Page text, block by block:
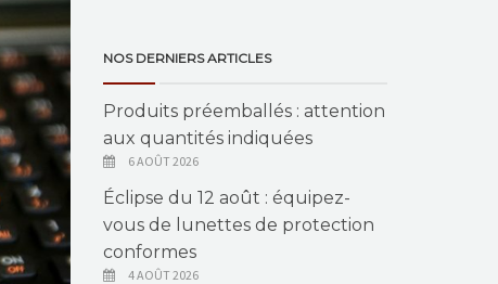
NOS DERNIERS ARTICLES
Produits préemballés : attention
aux quantités indiquées
6 AOÛT 2026
Éclipse du 12 août : équipez-
vous de lunettes de protection
conformes
4 AOÛT 2026